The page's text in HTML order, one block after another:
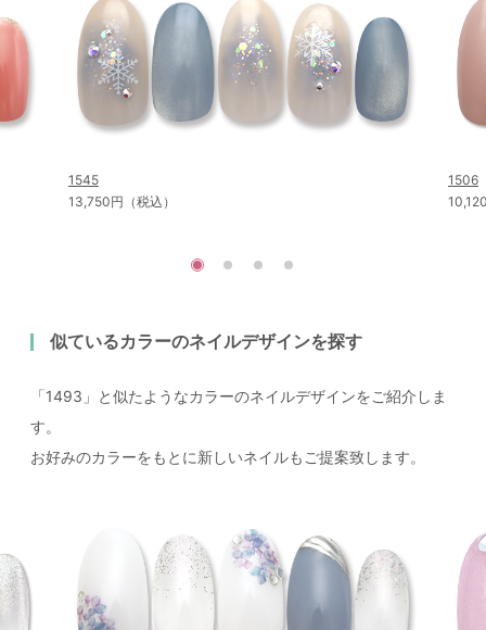
1545
13,750円（税込）
1506
似ているカラーのネイルデザインを探す
「1493」と似たようなカラーのネイルデザインをご紹介しま
す。
お好みのカラーをもとに新しいネイルもご提案致します。